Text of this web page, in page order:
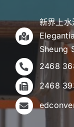
新界上
Sheung
2468
2468